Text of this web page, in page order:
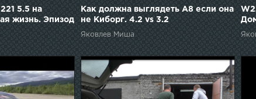
5.5 на
жизнь. Эпизод
Как должна выглядеть А8 если она
не Киборг. 4.2 vs 3.2
Яковлев Миша